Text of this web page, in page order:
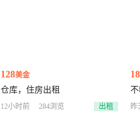
128美金
仓库，住房出租
12小时前 284浏览 出租 昨